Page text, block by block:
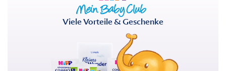
Viele Vorteile & Geschenke